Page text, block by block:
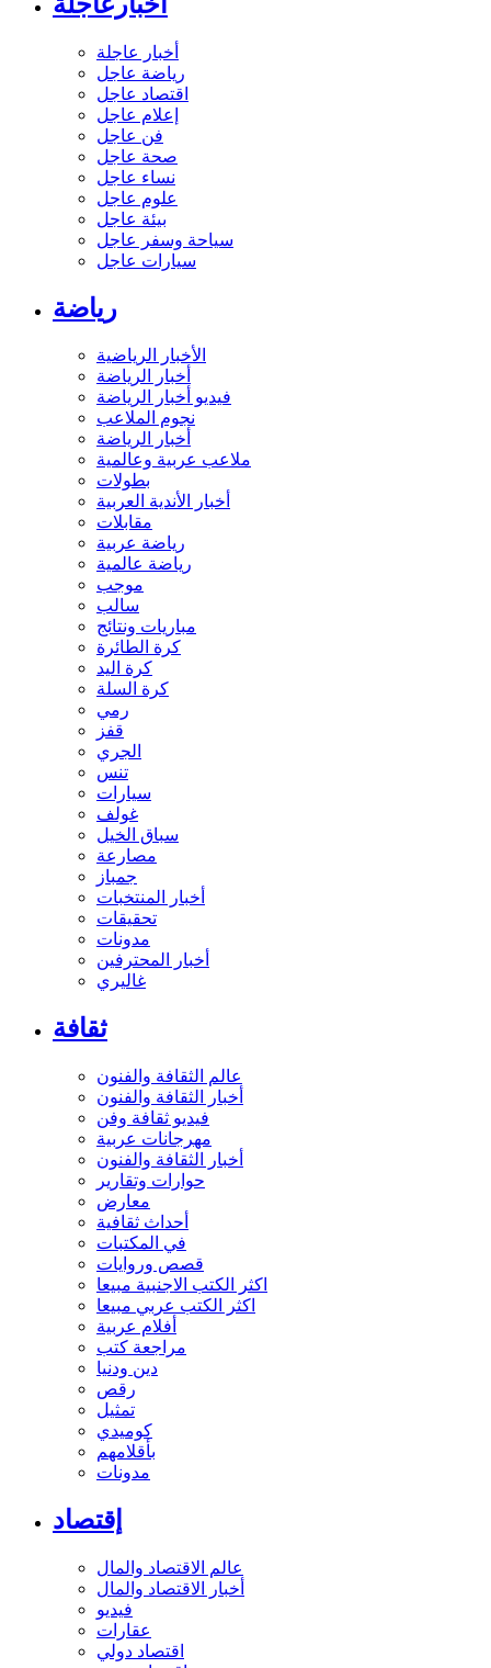
أخبار عاجلة
رياضة عاجل
اقتصاد عاجل
إعلام عاجل
فن عاجل
صحة عاجل
نساء عاجل
علوم عاجل
بيئة عاجل
سياحة وسفر عاجل
سيارات عاجل
رياضة
الأخبار الرياضية
أخبار الرياضة
فيديو أخبار الرياضة
نجوم الملاعب
أخبار الرياضة
ملاعب عربية وعالمية
بطولات
أخبار الأندية العربية
مقابلات
رياضة عربية
رياضة عالمية
موجب
سالب
مباريات ونتائج
كرة الطائرة
كرة اليد
كرة السلة
رمي
قفز
الجري
تنس
سيارات
غولف
سباق الخيل
مصارعة
جمباز
أخبار المنتخبات
تحقيقات
مدونات
أخبار المحترفين
غاليري
ثقافة
عالم الثقافة والفنون
أخبار الثقافة والفنون
فيديو ثقافة وفن
مهرجانات عربية
أخبار الثقافة والفنون
حوارات وتقارير
معارض
أحداث ثقافية
في المكتبات
قصص وروايات
اكثر الكتب الاجنبية مبيعا
اكثر الكتب عربي مبيعا
أفلام عربية
مراجعة كتب
دين ودنيا
رقص
تمثيل
كوميدي
بأقلامهم
مدونات
إقتصاد
عالم الاقتصاد والمال
أخبار الاقتصاد والمال
فيديو
عقارات
اقتصاد دولي